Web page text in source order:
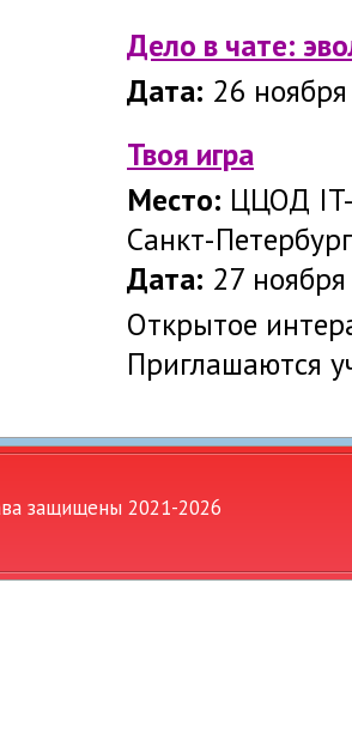
Дело в чате:
Дата: 26
Твоя игра
Место: ЦЦОД
Санкт-
Дата: 27
Открытое
Приглашаются
защищены 2021-2026